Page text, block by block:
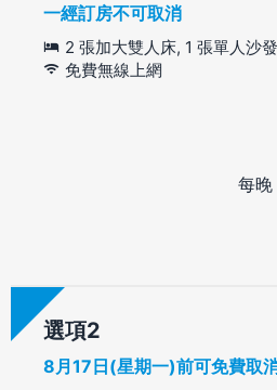
一經訂房不可取消
2 張加大雙人床, 1 張單人沙
免費無線上網
每晚
選項
8月17日(星期一)前可免費取